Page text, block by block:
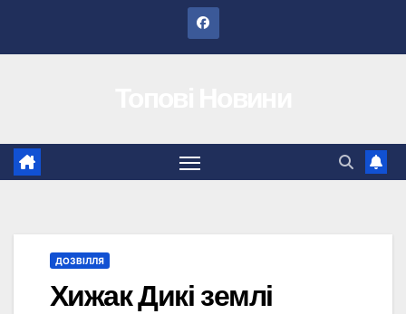
ДОЗВІЛЛЯ
Хижак Дикі землі